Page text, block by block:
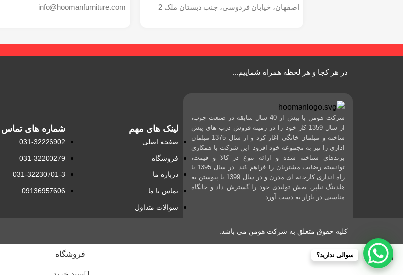
اصفهان، خیابان فردوسی، جنب دبستان ملک 2
info@hoomanfurniture.com
در هر کجا و هر لحظه همراه شماییم...
شرکت هومن با بیش از 40 سال سابقه در صنعت چوب،
از سال 1359 کار خود را در زمینه فروش درب های پیش
ساخته و مبلمان خانگی آغاز کرد و از سال 1375 مبلمان
اداری را نیز به مجموعه خود افزود. این شرکت با همکاری
برندهای شناخته شده و ارائه تنوع در کالا و قیمت،
توانسته رضایت مشتریان را فراهم کند. در سال 1395 با
راه اندازی کارخانه ای مدرن و در سال 1399 با پیوستن به
هلدینگ نیلپر، بخش تولیدی خود را گسترش داد و جایگاه
مناسبی در بازار به دست آورد.
لینک های مهم
صفحه اصلی
فروشگاه
درباره ما
تماس با ما
سوالات متداول
شماره های تماس
031-32226902
031-32200279
031-32230701-3
09136957606
کلیه حقوق متعلق به شرکت هومن می باشد.
سوالی ندارید؟ فروشگاه
0